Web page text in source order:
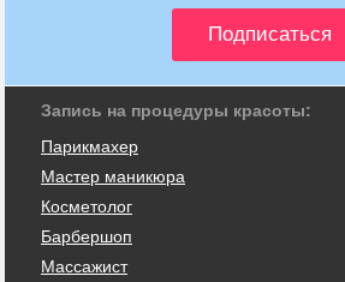
Запись на процедуры красоты:
Парикмахер
Мастер маникюра
Косметолог
Барбершоп
Массажист